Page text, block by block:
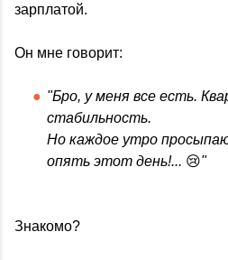
зарплатой.
Он мне говорит:
"Бро, у меня все есть.
стабильность.
Но каждое утро
опять этот день!... 😢"
Знакомо?